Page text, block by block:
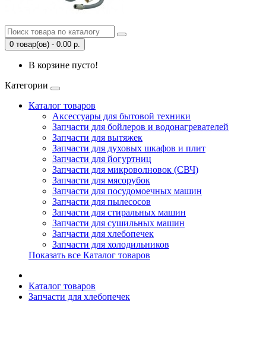
0 товар(ов) - 0.00 р.
В корзине пусто!
Категории
Каталог товаров
Аксессуары для бытовой техники
Запчасти для бойлеров и водонагревателей
Запчасти для вытяжек
Запчасти для духовых шкафов и плит
Запчасти для йогуртниц
Запчасти для микроволновок (СВЧ)
Запчасти для мясорубок
Запчасти для посудомоечных машин
Запчасти для пылесосов
Запчасти для стиральных машин
Запчасти для сушильных машин
Запчасти для хлебопечек
Запчасти для холодильников
Показать все Каталог товаров
Каталог товаров
Запчасти для хлебопечек